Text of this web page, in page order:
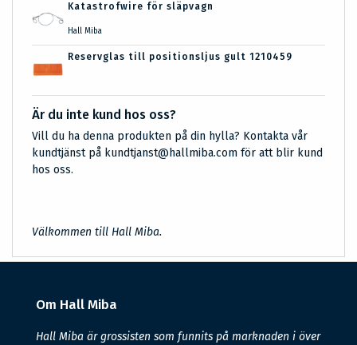
Katastrofwire för släpvagn
Hall Miba
Reservglas till positionsljus gult 1210459
Är du inte kund hos oss?
Vill du ha denna produkten på din hylla? Kontakta vår
kundtjänst på kundtjanst@hallmiba.com för att blir kund
hos oss.
Välkommen till Hall Miba.
Om Hall Miba
Hall Miba är grossisten som funnits på marknaden i över